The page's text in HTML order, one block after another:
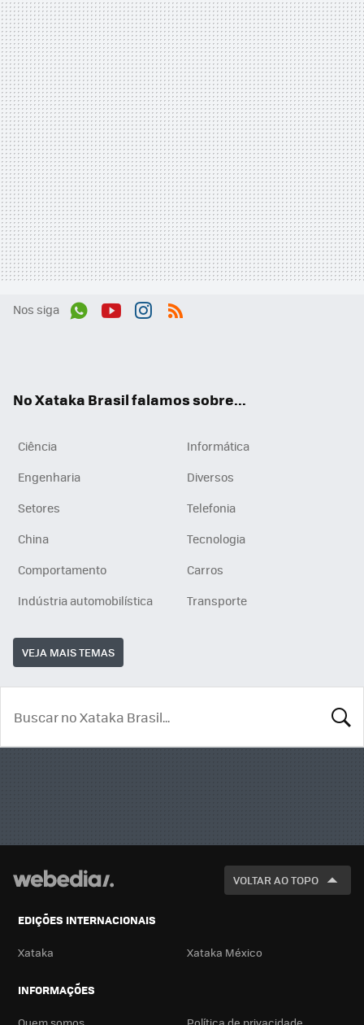
Nos siga
No Xataka Brasil falamos sobre...
Ciência
Informática
Engenharia
Diversos
Setores
Telefonia
China
Tecnologia
Comportamento
Carros
Indústria automobilística
Transporte
VEJA MAIS TEMAS
VOLTAR AO TOPO
EDIÇÕES INTERNACIONAIS
Xataka Xataka México
INFORMAÇÕES